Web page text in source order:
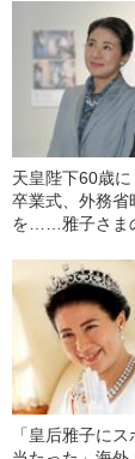
天皇陛下60歳
卒業式、外務省
を……雅子さま
「皇后雅子に